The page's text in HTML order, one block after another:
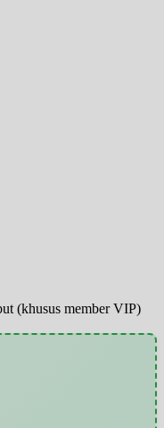
(khusus member VIP)